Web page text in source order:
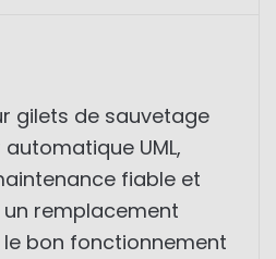
gilets de sauvetage
UML,
fiable et
un remplacement
bon fonctionnement